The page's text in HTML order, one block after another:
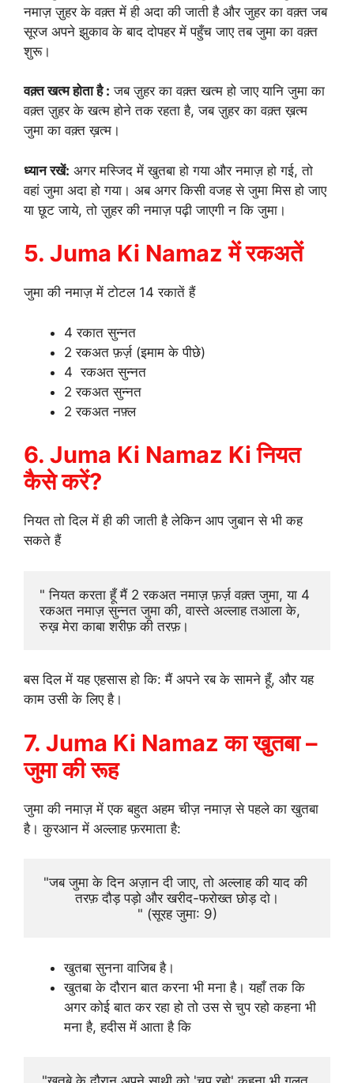
नमाज़ ज़ुहर के वक़्त में ही अदा की जाती है और जुहर का वक़्त जब
सूरज अपने झुकाव के बाद दोपहर में पहुँच जाए तब जुमा का वक़्त
शुरू।
वक़्त खत्म होता है : जब ज़ुहर का वक़्त खत्म हो जाए यानि जुमा का
वक़्त ज़ुहर के खत्म होने तक रहता है, जब ज़ुहर का वक़्त ख़त्म
जुमा का वक़्त ख़त्म।
ध्यान रखें: अगर मस्जिद में खुतबा हो गया और नमाज़ हो गई, तो
वहां जुमा अदा हो गया। अब अगर किसी वजह से जुमा मिस हो जाए
या छूट जाये, तो ज़ुहर की नमाज़ पढ़ी जाएगी न कि जुमा।
5. Juma Ki Namaz में रकअतें
जुमा की नमाज़ में टोटल 14 रकातें हैं
4 रकात सुन्नत
2 रकअत फ़र्ज़ (इमाम के पीछे)
4 रकअत सुन्नत
2 रकअत सुन्नत
2 रकअत नफ़्ल
6. Juma Ki Namaz Ki नियत
कैसे करें?
नियत तो दिल में ही की जाती है लेकिन आप जुबान से भी कह
सकते हैं
" नियत करता हूँ मैं 2 रकअत नमाज़ फ़र्ज़ वक़्त जुमा, या 4
रकअत नमाज़ सुन्नत जुमा की, वास्ते अल्लाह तआला के,
रुख़ मेरा काबा शरीफ़ की तरफ़।
बस दिल में यह एहसास हो कि: मैं अपने रब के सामने हूँ, और यह
काम उसी के लिए है।
7. Juma Ki Namaz का खुतबा –
जुमा की रूह
जुमा की नमाज़ में एक बहुत अहम चीज़ नमाज़ से पहले का खुतबा
है। कुरआन में अल्लाह फ़रमाता है:
"जब जुमा के दिन अज़ान दी जाए, तो अल्लाह की याद की
तरफ़ दौड़ पड़ो और खरीद-फरोख्त छोड़ दो।
" (सूरह जुमा: 9)
खुतबा सुनना वाजिब है।
खुतबा के दौरान बात करना भी मना है। यहाँ तक कि
अगर कोई बात कर रहा हो तो उस से चुप रहो कहना भी
मना है, हदीस में आता है कि